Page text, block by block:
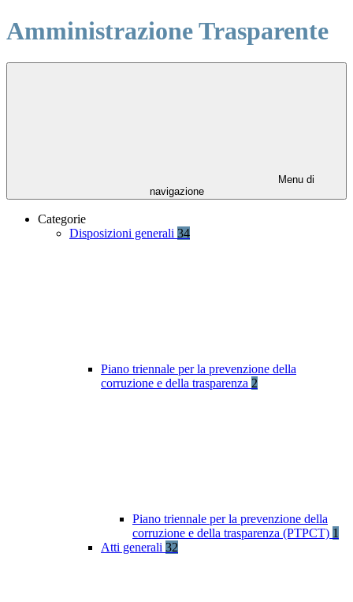
Amministrazione Trasparente
Menu di
navigazione
Categorie
Disposizioni generali 34
Piano triennale per la prevenzione della
corruzione e della trasparenza 2
Piano triennale per la prevenzione della
corruzione e della trasparenza (PTPCT) 1
Atti generali 32